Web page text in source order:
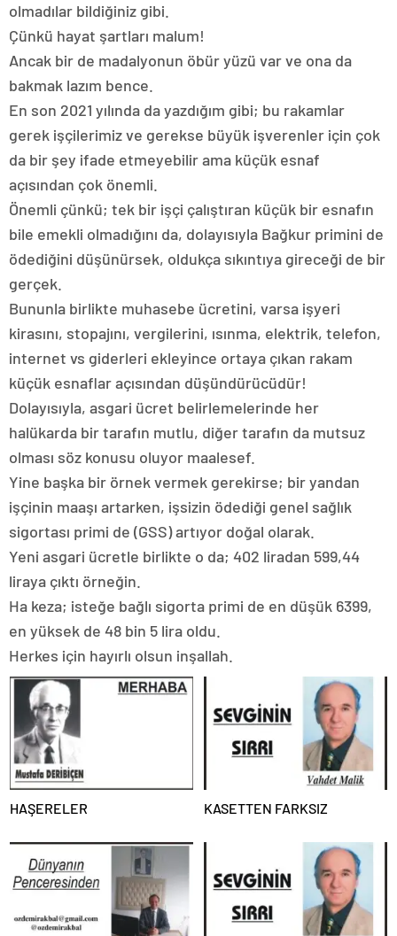
olmadılar bildiğiniz gibi.
Çünkü hayat şartları malum!
Ancak bir de madalyonun öbür yüzü var ve ona da
bakmak lazım bence.
En son 2021 yılında da yazdığım gibi; bu rakamlar
gerek işçilerimiz ve gerekse büyük işverenler için çok
da bir şey ifade etmeyebilir ama küçük esnaf
açısından çok önemli.
Önemli çünkü; tek bir işçi çalıştıran küçük bir esnafın
bile emekli olmadığını da, dolayısıyla Bağkur primini de
ödediğini düşünürsek, oldukça sıkıntıya gireceği de bir
gerçek.
Bununla birlikte muhasebe ücretini, varsa işyeri
kirasını, stopajını, vergilerini, ısınma, elektrik, telefon,
internet vs giderleri ekleyince ortaya çıkan rakam
küçük esnaflar açısından düşündürücüdür!
Dolayısıyla, asgari ücret belirlemelerinde her
halükarda bir tarafın mutlu, diğer tarafın da mutsuz
olması söz konusu oluyor maalesef.
Yine başka bir örnek vermek gerekirse; bir yandan
işçinin maaşı artarken, işsizin ödediği genel sağlık
sigortası primi de (GSS) artıyor doğal olarak.
Yeni asgari ücretle birlikte o da; 402 liradan 599,44
liraya çıktı örneğin.
Ha keza; isteğe bağlı sigorta primi de en düşük 6399,
en yüksek de 48 bin 5 lira oldu.
Herkes için hayırlı olsun inşallah.
HAŞERELER KASETTEN FARKSIZ